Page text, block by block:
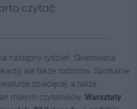
czytać
następny tydzień. Skierowana
ale także rodziców. Spotkanie
dziecięcej, a także
małych czytelników. Warsztaty